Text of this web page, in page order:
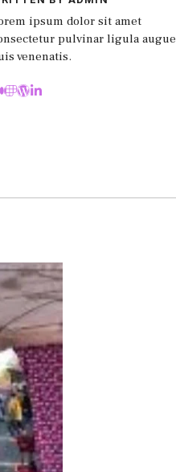
ipsum dolor sit amet
pulvinar ligula augue
venenatis.